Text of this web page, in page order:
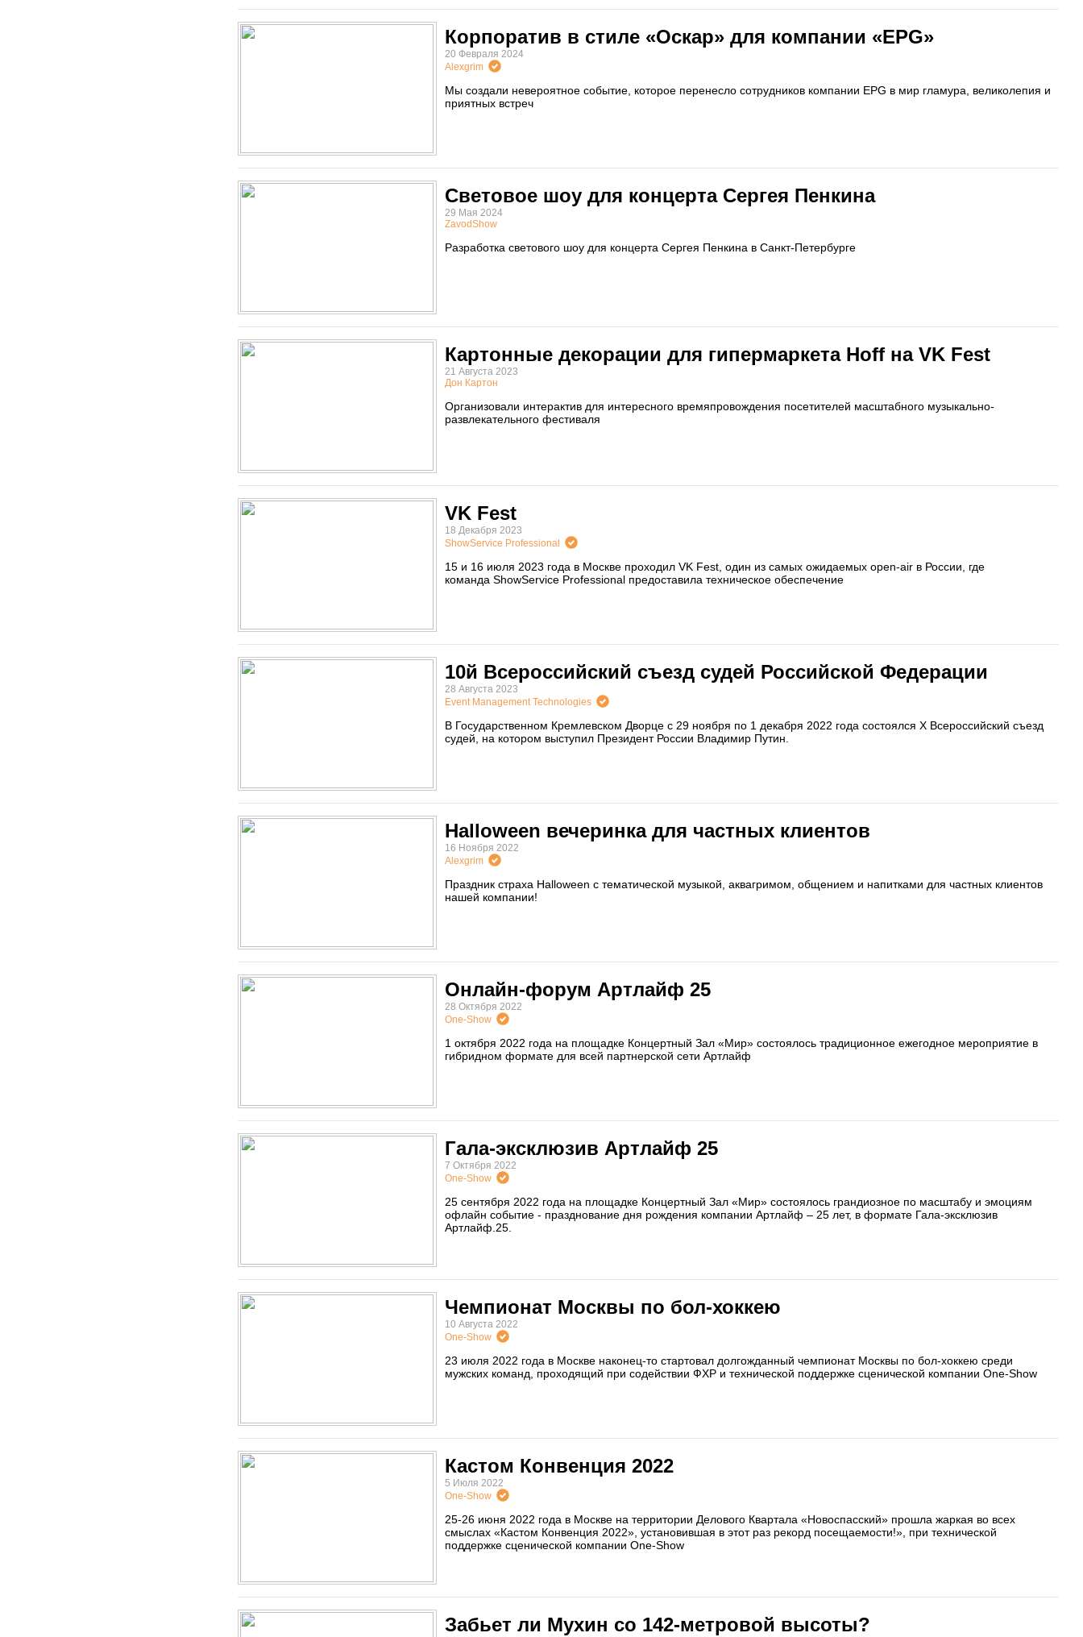
Корпоратив в стиле «Оскар» для компании «EPG»
20 Февраля 2024
Alexgrim
Мы создали невероятное событие, которое перенесло сотрудников компании EPG в мир гламура, великолепия и
приятных встреч
Световое шоу для концерта Сергея Пенкина
29 Мая 2024
ZavodShow
Разработка светового шоу для концерта Сергея Пенкина в Санкт-Петербурге
Картонные декорации для гипермаркета Hoff на VK Fest
21 Августа 2023
Дон Картон
Организовали интерактив для интересного времяпровождения посетителей масштабного музыкально-
развлекательного фестиваля
VK Fest
18 Декабря 2023
ShowService Professional
15 и 16 июля 2023 года в Москве проходил VK Fest, один из самых ожидаемых open-air в России, где
команда ShowService Professional предоставила техническое обеспечение
10й Всероссийский съезд судей Российской Федерации
28 Августа 2023
Event Management Technologies
В Государственном Кремлевском Дворце с 29 ноября по 1 декабря 2022 года состоялся Х Всероссийский съезд
судей, на котором выступил Президент России Владимир Путин.
Halloween вечеринка для частных клиентов
16 Ноября 2022
Alexgrim
Праздник страха Halloween с тематической музыкой, аквагримом, общением и напитками для частных клиентов
нашей компании!
Онлайн-форум Артлайф 25
28 Октября 2022
One-Show
1 октября 2022 года на площадке Концертный Зал «Мир» состоялось традиционное ежегодное мероприятие в
гибридном формате для всей партнерской сети Артлайф
Гала-эксклюзив Артлайф 25
7 Октября 2022
One-Show
25 сентября 2022 года на площадке Концертный Зал «Мир» состоялось грандиозное по масштабу и эмоциям
офлайн событие - празднование дня рождения компании Артлайф – 25 лет, в формате Гала-эксклюзив
Артлайф.25.
Чемпионат Москвы по бол-хоккею
10 Августа 2022
One-Show
23 июля 2022 года в Москве наконец-то стартовал долгожданный чемпионат Москвы по бол-хоккею среди
мужских команд, проходящий при содействии ФХР и технической поддержке сценической компании One-Show
Кастом Конвенция 2022
5 Июля 2022
One-Show
25-26 июня 2022 года в Москве на территории Делового Квартала «Новоспасский» прошла жаркая во всех
смыслах «Кастом Конвенция 2022», установившая в этот раз рекорд посещаемости!», при технической
поддержке сценической компании One-Show
Забьет ли Мухин со 142-метровой высоты?